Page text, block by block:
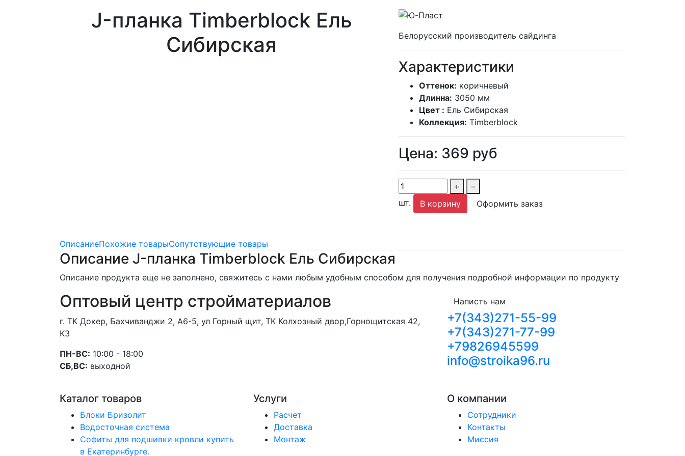
J-планка Timberblock Ель
Сибирская
Белорусский производитель сайдинга
Характеристики
Оттенок: коричневый
Длинна: 3050 мм
Цвет : Ель Сибирская
Коллекция: Timberblock
Цена: 369 руб
+
−
шт.
В корзину Оформить заказ
ОписаниеПохожие товарыСопутствующие товары
Описание J-планка Timberblock Ель Сибирская
Описание продукта еще не заполнено, свяжитесь с нами любым удобным способом для получения подробной информации по продукту
Оптовый центр стройматериалов
г. ТК Докер, Бахчиванджи 2, А6-5, ул Горный щит, ТК Колхозный двор,Горнощитская 42,
К3
ПН-ВС: 10:00 - 18:00
СБ,ВС: выходной
Написть нам
+7(343)271-55-99
+7(343)271-77-99
+79826945599
info@stroika96.ru
Каталог товаров
Блоки Бризолит
Водосточная система
Софиты для подшивки кровли купить
в Екатеринбурге.
Услуги
Расчет
Доставка
Монтаж
О компании
Сотрудники
Контакты
Миссия